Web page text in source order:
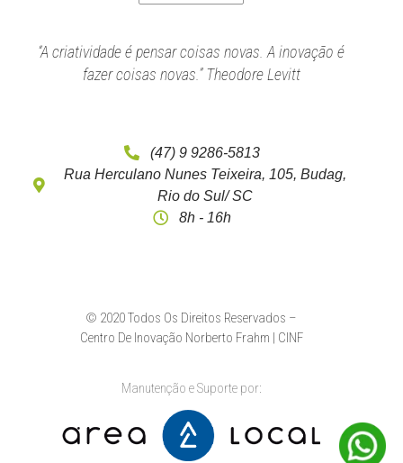
“A criatividade é pensar coisas novas. A inovação é
fazer coisas novas.” Theodore Levitt
(47) 9 9286-5813
Rua Herculano Nunes Teixeira, 105, Budag,
Rio do Sul/ SC
8h - 16h
© 2020 Todos Os Direitos Reservados –
Centro De Inovação Norberto Frahm | CINF
Manutenção e Suporte por: